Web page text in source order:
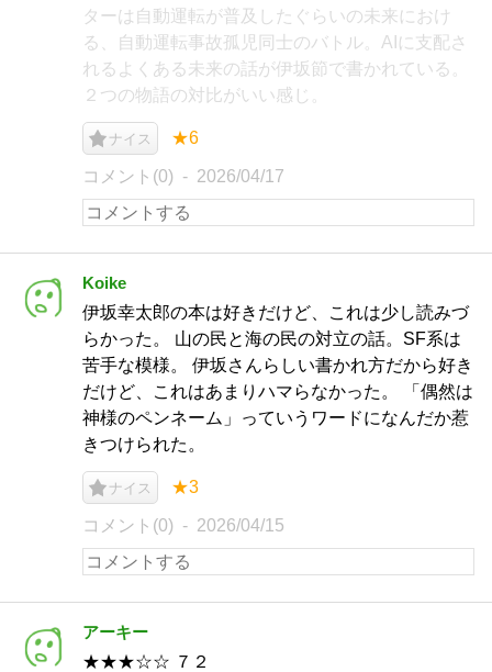
ターは自動運転が普及したぐらいの未来におけ
る、自動運転事故孤児同士のバトル。AIに支配さ
れるよくある未来の話が伊坂節で書かれている。
２つの物語の対比がいい感じ。
ナイス ★6
コメント(0) 2026/04/17
Koike
伊坂幸太郎の本は好きだけど、これは少し読みづ
らかった。 山の民と海の民の対立の話。SF系は
苦手な模様。 伊坂さんらしい書かれ方だから好き
だけど、これはあまりハマらなかった。 「偶然は
神様のペンネーム」っていうワードになんだか惹
きつけられた。
ナイス ★3
コメント(0) 2026/04/15
アーキー
★★★☆☆ ７２